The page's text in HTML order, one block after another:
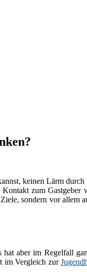
keinen Lärm
Kontakt zum Gastgeber
sondern vor allem
hat aber im Regelfall
im Vergleich zur